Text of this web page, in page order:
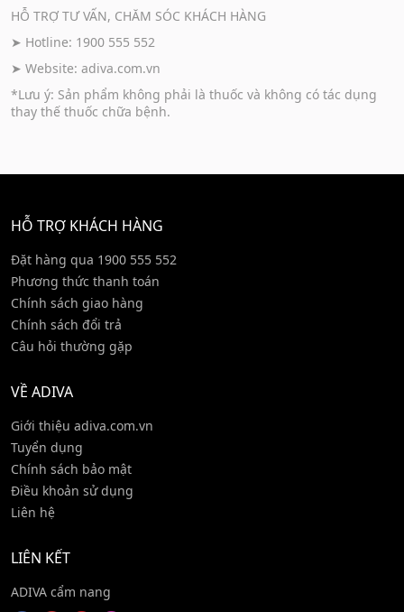
HỖ TRỢ TƯ VẤN, CHĂM SÓC KHÁCH HÀNG
➤ Hotline: 1900 555 552
➤ Website: adiva.com.vn
*Lưu ý: Sản phẩm không phải là thuốc và không có tác dụng
thay thế thuốc chữa bệnh.
HỖ TRỢ KHÁCH HÀNG
Đặt hàng qua 1900 555 552
Phương thức thanh toán
Chính sách giao hàng
Chính sách đổi trả
Câu hỏi thường gặp
VỀ ADIVA
Giới thiệu adiva.com.vn
Tuyển dụng
Chính sách bảo mật
Điều khoản sử dụng
Liên hệ
LIÊN KẾT
ADIVA cẩm nang